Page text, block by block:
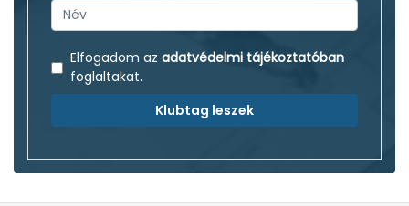
Elfogadom az adatvédelmi tájékoztatóban
foglaltakat.
Klubtag leszek